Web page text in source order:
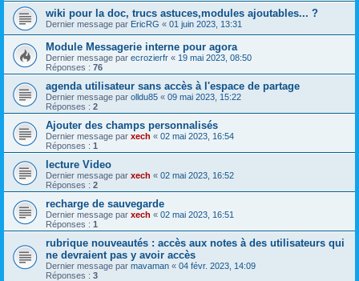
wiki pour la doc, trucs astuces,modules ajoutables... ?
Dernier message par EricRG « 01 juin 2023, 13:31
Module Messagerie interne pour agora
Dernier message par ecrozierfr « 19 mai 2023, 08:50
Réponses : 76
agenda utilisateur sans accès à l'espace de partage
Dernier message par olldu85 « 09 mai 2023, 15:22
Réponses : 2
Ajouter des champs personnalisés
Dernier message par xech « 02 mai 2023, 16:54
Réponses : 1
lecture Video
Dernier message par xech « 02 mai 2023, 16:52
Réponses : 2
recharge de sauvegarde
Dernier message par xech « 02 mai 2023, 16:51
Réponses : 1
rubrique nouveautés : accès aux notes à des utilisateurs qui
ne devraient pas y avoir accès
Dernier message par mavaman « 04 févr. 2023, 14:09
Réponses : 3